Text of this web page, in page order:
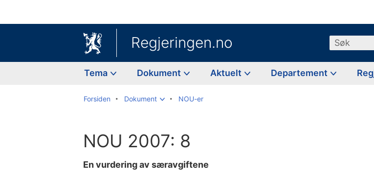
Regjeringen.no Søk
Tema Dokument Aktuelt Departement
Forsiden Dokument NOU-er
NOU 2007: 8
En vurdering av særavgiftene